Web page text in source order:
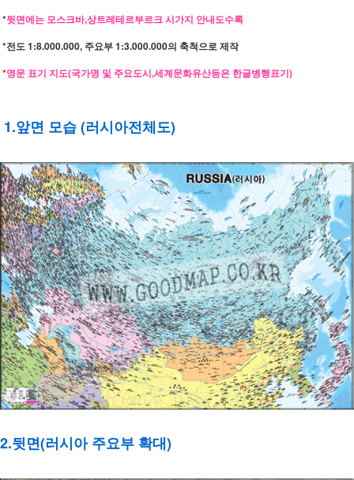
*뒷면에는 모스크바,상트레테르부르크 시가지 안내도수록
*전도 1:8.000.000, 주요부 1:3.000.000의 축척으로 제작
*영문 표기 지도(국가명 및 주요도시,세계문화유산등은 한글병행표기)
1.앞면 모습 (러시아전체도)
2.뒷면(러시아 주요부 확대)